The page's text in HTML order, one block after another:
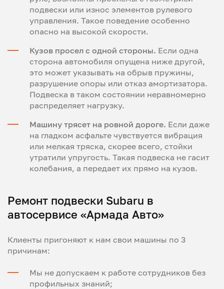
подвески или износ элементов рулевого
управления. Такое поведение особенно
опасно на высокой скорости.
Кузов просел с одной стороны. Если одна
сторона автомобиля опущена ниже другой,
это может указывать на обрыв пружины,
разрушение опоры или отказ амортизатора.
Подвеска в таком состоянии неравномерно
распределяет нагрузку.
Машину трясет на ровной дороге. Если даже
на гладком асфальте чувствуется вибрация
или мелкая тряска, скорее всего, стойки
утратили упругость. Такая подвеска не гасит
колебания, а передает их прямо на кузов.
Ремонт подвески Subaru в
автосервисе «Армада Авто»
Клиенты пригоняют к нам свои машины по 3
причинам:
Мы не допускаем к работе сотрудников без
профильных знаний;